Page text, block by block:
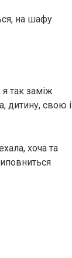
на шафу
так заміж
дитину, свою і
хоча та